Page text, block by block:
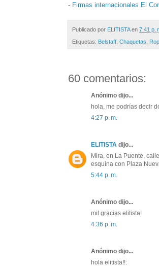
- Firmas internacionales El
Publicado por ELITISTA en 7:41 p.
Etiquetas: Belstaff Chaquetas
60 comentarios:
Anónimo dijo...
hola, me podrías decir
4:27 p. m.
ELITISTA dijo...
Mira, en La Puente,
esquina con Plaza
5:44 p. m.
Anónimo dijo...
mil gracias elitista!
4:36 p. m.
Anónimo dijo...
hola elitista!!: